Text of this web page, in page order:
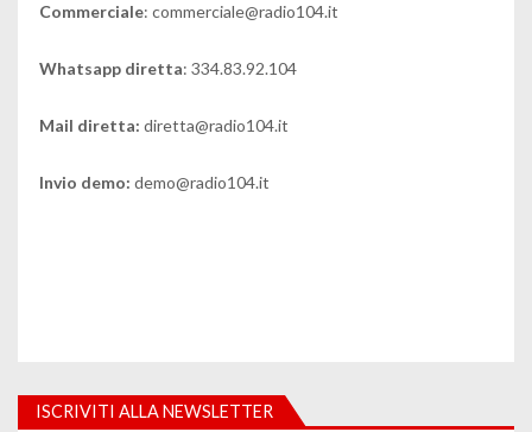
Commerciale: commerciale@radio104.it
Whatsapp diretta: 334.83.92.104
Mail diretta: diretta@radio104.it
Invio demo: demo@radio104.it
ISCRIVITI ALLA NEWSLETTER